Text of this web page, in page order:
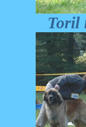
Toril